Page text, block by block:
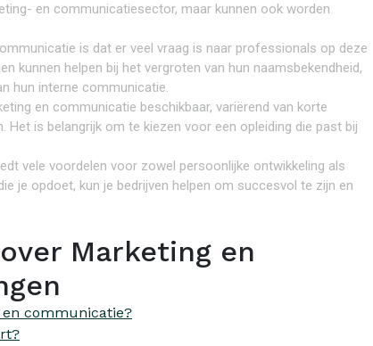
en communicatiesector, maar kunnen ook worden
is dat er veel vraag is naar professionals op deze
kunnen helpen bij het vergroten van hun naamsbekendheid,
hun interne communicatie.
en communicatie beschikbaar, variërend van korte
is belangrijk om te kiezen voor een opleiding die past bij
vele voordelen voor zowel persoonlijke ontwikkeling als
je opdoet, kun je bedrijven helpen om succesvol te zijn en
Marketing en
communicatie?